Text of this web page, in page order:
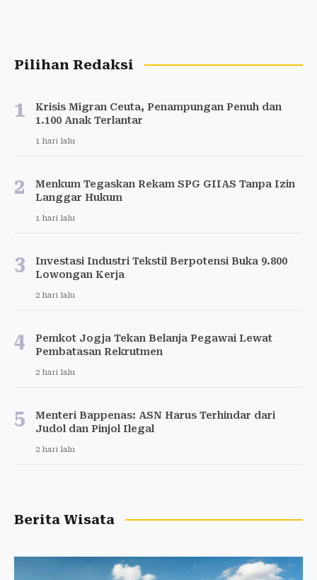
Pilihan Redaksi
1
Krisis Migran Ceuta, Penampungan Penuh dan
1.100 Anak Terlantar
1 hari lalu
2
Menkum Tegaskan Rekam SPG GIIAS Tanpa Izin
Langgar Hukum
1 hari lalu
3
Investasi Industri Tekstil Berpotensi Buka 9.800
Lowongan Kerja
2 hari lalu
4
Pemkot Jogja Tekan Belanja Pegawai Lewat
Pembatasan Rekrutmen
2 hari lalu
5
Menteri Bappenas: ASN Harus Terhindar dari
Judol dan Pinjol Ilegal
2 hari lalu
Berita Wisata